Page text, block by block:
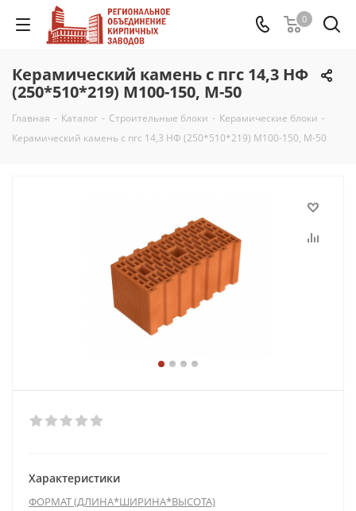
0
Керамический камень с пгс 14,3 НФ
(250*510*219) М100-150, М-50
Главная - Каталог - Строительные блоки - Керамические блоки -
Керамический камень с пгс 14,3 НФ (250*510*219) М100-150, М-50
Характеристики
ФОРМАТ (ДЛИНА*ШИРИНА*ВЫСОТА)